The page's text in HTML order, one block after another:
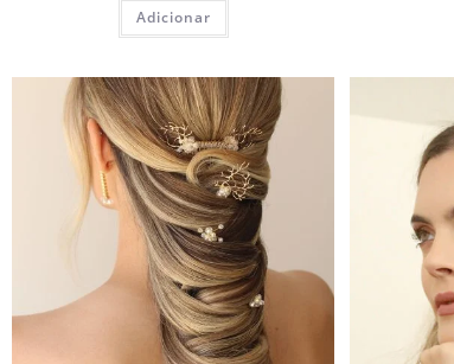
Adicionar